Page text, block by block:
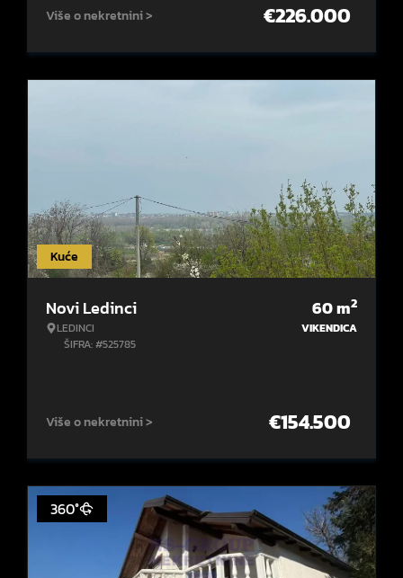
Više o nekretnini > €226.000
Kuće
Novi Ledinci
LEDINCI
ŠIFRA: #525785
60m2
VIKENDICA
Više o nekretnini > €154.500
360°